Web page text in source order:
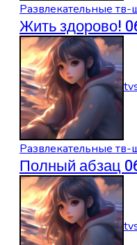
Развлекательные тв-
Жить здорово!
Развлекательные тв-
Полный абзац